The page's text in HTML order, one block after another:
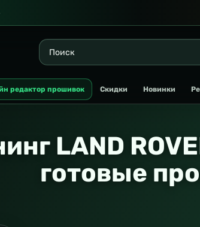
редактор прошивок Скидки Новинки
LAND
готовые